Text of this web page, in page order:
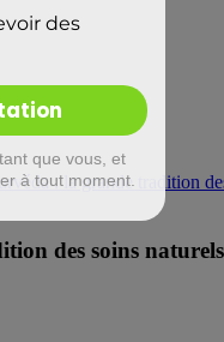
: la grande tradition
des soins naturels